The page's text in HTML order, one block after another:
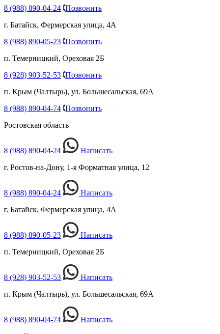
8 (988) 890-04-24 Позвонить
г. Батайск, Фермерская улица, 4А
8 (988) 890-05-23 Позвонить
п. Темерницкий, Ореховая 2Б
8 (928) 903-52-53 Позвонить
п. Крым (Чалтырь), ул. Большесальская, 69А
8 (988) 890-04-74 Позвонить
Ростовская область
8 (988) 890-04-24
Написать
г. Ростов-на-Дону, 1-я Форматная улица, 12
8 (988) 890-04-24
Написать
г. Батайск, Фермерская улица, 4А
8 (988) 890-05-23
Написать
п. Темерницкий, Ореховая 2Б
8 (928) 903-52-53
Написать
п. Крым (Чалтырь), ул. Большесальская, 69А
8 (988) 890-04-74
Написать